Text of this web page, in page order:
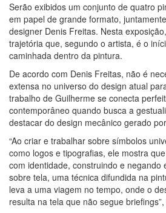
Serão exibidos um conjunto de quatro
em papel de grande formato,
designer Denis Freitas. Nesta
trajetória que, segundo o artista, é o
caminhada dentro da pintura.
De acordo com Denis Freitas, não é
extensa no universo do design atual
trabalho de Guilherme se conecta
contemporâneo quando busca a
destacar do design mecânico gerado
“Ao criar e trabalhar sobre símbolos
como logos e tipografias, ele mostra
com identidade, construindo e negando
sobre tela, uma técnica difundida na
leva a uma viagem no tempo, onde o
resulta na tela que não segue